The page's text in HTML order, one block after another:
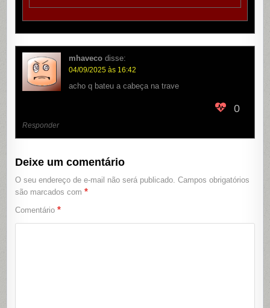
mhaveco disse:
04/09/2025 às 16:42
acho q bateu a cabeça na trave
0
Responder
Deixe um comentário
O seu endereço de e-mail não será publicado. Campos obrigatórios
são marcados com*
Comentário*